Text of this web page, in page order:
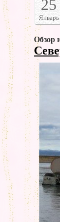
25
Январь
Обзор